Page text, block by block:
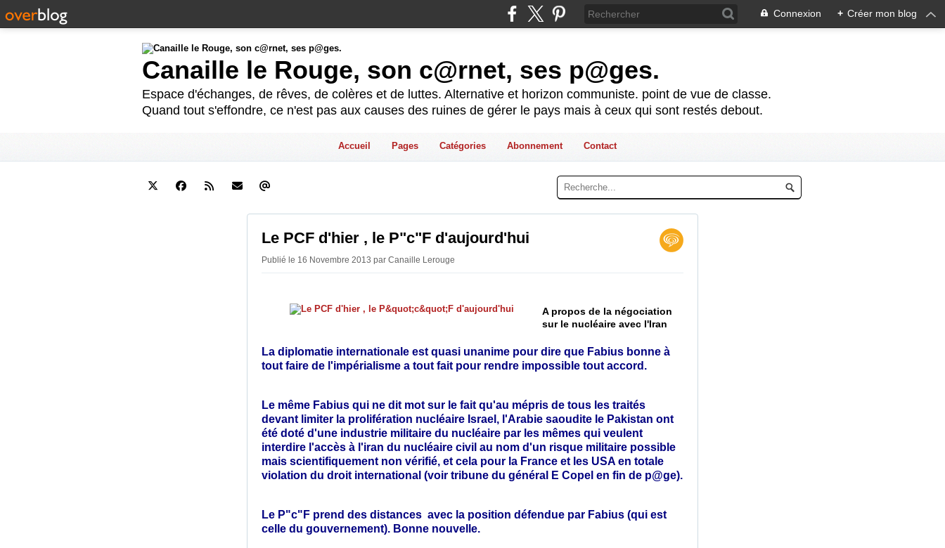
Connexion + Créer mon blog
Canaille le Rouge, son c@rnet, ses p@ges.
Espace d'échanges, de rêves, de colères et de luttes. Alternative et horizon communiste. point de vue de classe.
Quand tout s'effondre, ce n'est pas aux causes des ruines de gérer le pays mais à ceux qui sont restés debout.
Accueil Pages Catégories Abonnement Contact
Le PCF d'hier , le P"c"F d'aujourd'hui
Publié le 16 Novembre 2013 par Canaille Lerouge
A propos de la négociation
sur le nucléaire avec l'Iran
La diplomatie internationale est quasi unanime pour dire que Fabius bonne à
tout faire de l'impérialisme a tout fait pour rendre impossible tout accord.
Le même Fabius qui ne dit mot sur le fait qu'au mépris de tous les traités
devant limiter la prolifération nucléaire Israel, l'Arabie saoudite le Pakistan ont
été doté d'une industrie militaire du nucléaire par les mêmes qui veulent
interdire l'accès à l'iran du nucléaire civil au nom d'un risque militaire possible
mais scientifiquement non vérifié, et cela pour la France et les USA en totale
violation du droit international (voir tribune du général E Copel en fin de p@ge).
Le P"c"F prend des distances avec la position défendue par Fabius (qui est
celle du gouvernement). Bonne nouvelle.